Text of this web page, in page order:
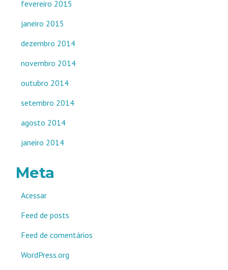
fevereiro 2015
janeiro 2015
dezembro 2014
novembro 2014
outubro 2014
setembro 2014
agosto 2014
janeiro 2014
Meta
Acessar
Feed de posts
Feed de comentários
WordPress.org